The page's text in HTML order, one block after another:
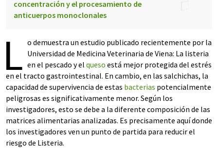
concentración y el procesamiento de
anticuerpos monoclonales
L o demuestra un estudio publicado recientemente por la
Universidad de Medicina Veterinaria de Viena: La listeria
en el pescado y el queso está mejor protegida del estrés
en el tracto gastrointestinal. En cambio, en las salchichas, la
capacidad de supervivencia de estas bacterias potencialmente
peligrosas es significativamente menor. Según los
investigadores, esto se debe a la diferente composición de las
matrices alimentarias analizadas. Es precisamente aquí donde
los investigadores ven un punto de partida para reducir el
riesgo de Listeria.